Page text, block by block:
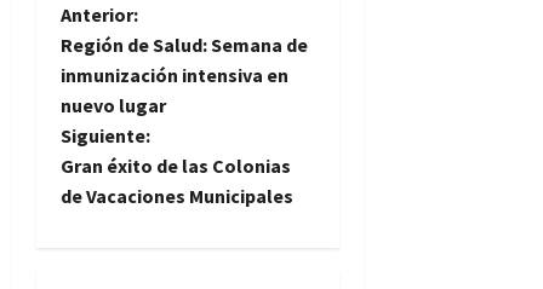
N
a
v
e
Anterior:
Región de Salud: Semana de
inmunización intensiva en
nuevo lugar
Siguiente:
Gran éxito de las Colonias
de Vacaciones Municipales